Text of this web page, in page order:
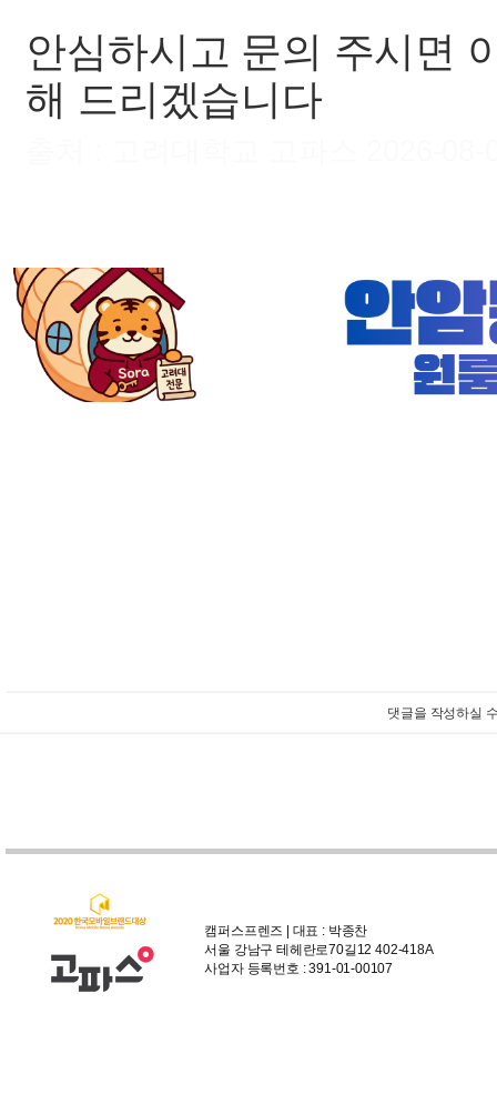
안심하시고 문의 주시면
해 드리겠습니다
댓글을 작성하실
캠퍼스프렌즈 | 대표 : 박종찬
서울 강남구 테헤란로70길12 402-418A
사업자 등록번호 : 391-01-00107